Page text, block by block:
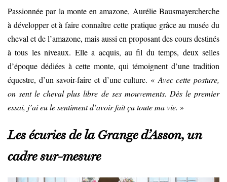
Passionnée par la monte en amazone, Aurélie Bausmayercherche
à développer et à faire connaître cette pratique grâce au musée du
cheval et de l’amazone, mais aussi en proposant des cours destinés
à tous les niveaux. Elle a acquis, au ﬁl du temps, deux selles
d’époque dédiées à cette monte, qui témoignent d’une tradition
équestre, d’un savoir-faire et d’une culture. « Avec cette posture,
on sent le cheval plus libre de ses mouvements. Dès le premier
essai, j’ai eu le sentiment d’avoir fait ça toute ma vie. »
Les écuries de la Grange d’Asson, un
cadre sur-mesure